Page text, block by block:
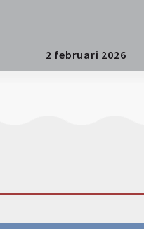
2 februari 2026